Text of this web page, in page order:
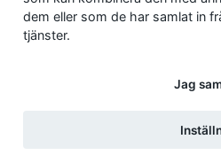
dem eller som de har samlat in
tjänster.
Jag